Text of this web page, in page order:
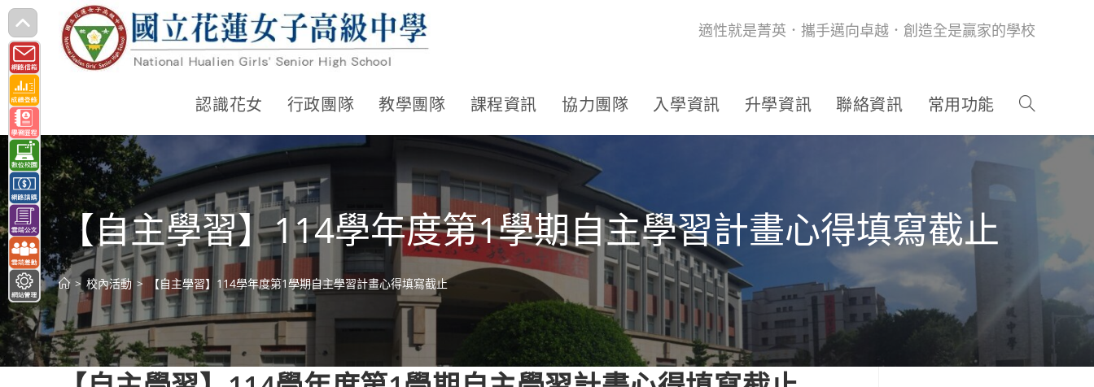
跳
轉
至
主
要
內
容
適性就是菁英．攜手邁向卓越．創造全是贏家的學校
認識花女 行政團隊 教學團隊 課程資訊 協力團隊 入學資訊 升學資訊 聯絡資訊 常用功能
【自主學習】114學年度第1學期自主學習計畫心得填寫截止
> 校內活動 > 【自主學習】114學年度第1學期自主學習計畫心得填寫截止